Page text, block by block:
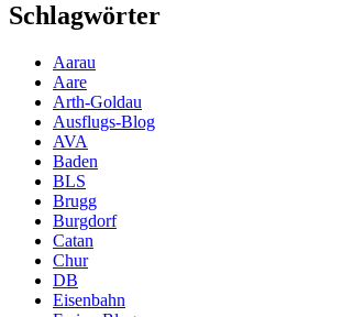
Schlagwörter
Aarau
Aare
Arth-Goldau
Ausflugs-Blog
AVA
Baden
BLS
Brugg
Burgdorf
Catan
Chur
DB
Eisenbahn